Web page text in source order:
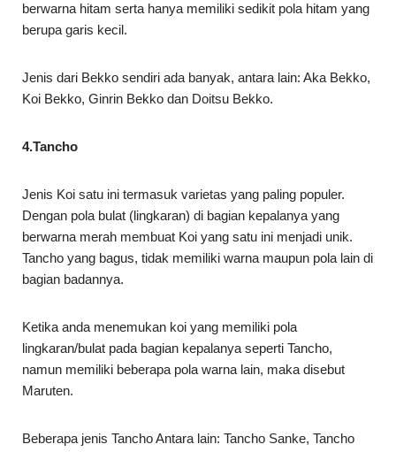
berwarna hitam serta hanya memiliki sedikit pola hitam yang
berupa garis kecil.
Jenis dari Bekko sendiri ada banyak, antara lain: Aka Bekko,
Koi Bekko, Ginrin Bekko dan Doitsu Bekko.
4.Tancho
Jenis Koi satu ini termasuk varietas yang paling populer.
Dengan pola bulat (lingkaran) di bagian kepalanya yang
berwarna merah membuat Koi yang satu ini menjadi unik.
Tancho yang bagus, tidak memiliki warna maupun pola lain di
bagian badannya.
Ketika anda menemukan koi yang memiliki pola
lingkaran/bulat pada bagian kepalanya seperti Tancho,
namun memiliki beberapa pola warna lain, maka disebut
Maruten.
Beberapa jenis Tancho Antara lain: Tancho Sanke, Tancho